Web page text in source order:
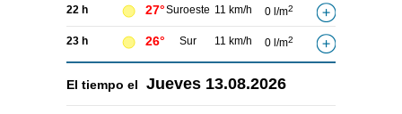
22 h 27°Suroeste 11 km/h 0 l/m2
23 h 26° Sur 11 km/h 0 l/m2
El tiempo el Jueves 13.08.2026